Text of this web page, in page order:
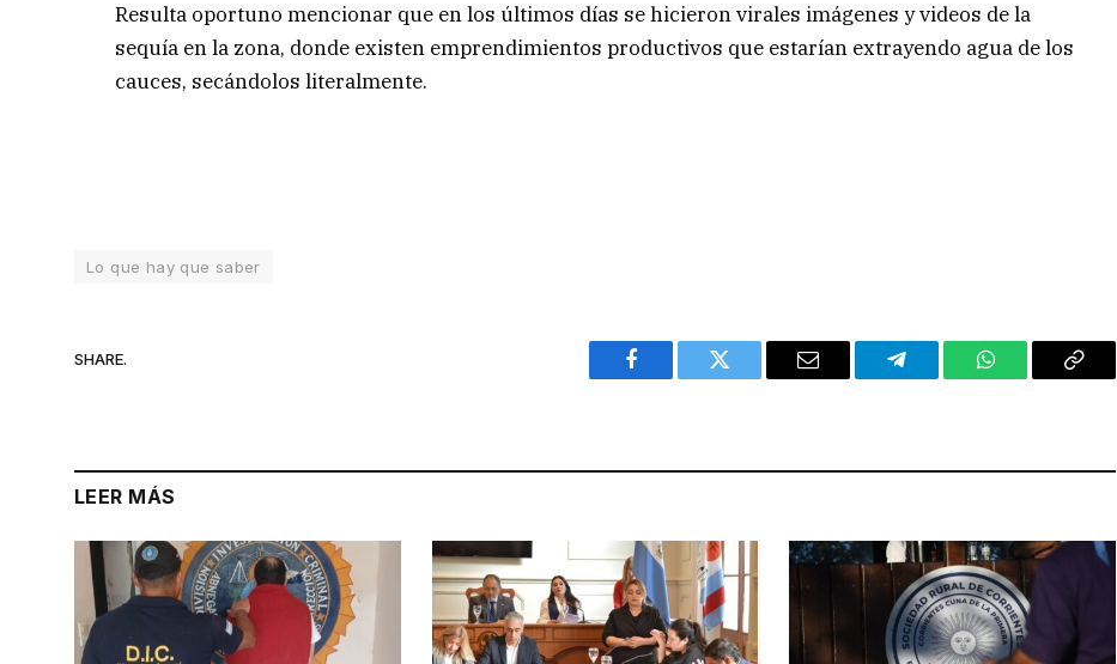
Resulta oportuno mencionar que en los últimos días se hicieron virales imágenes y videos de la
sequía en la zona, donde existen emprendimientos productivos que estarían extrayendo agua de los
cauces, secándolos literalmente.
Lo que hay que saber
SHARE.
Facebook Twitter Email Telegram WhatsAppCopy
LEER MÁS